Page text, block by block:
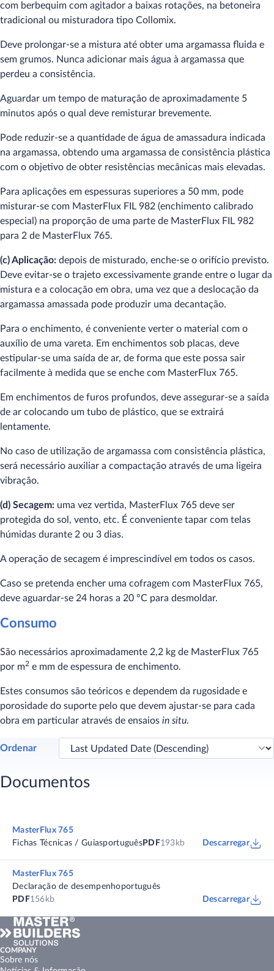
com berbequim com agitador a baixas rotações, na betoneira
tradicional ou misturadora tipo Collomix.
Deve prolongar-se a mistura até obter uma argamassa fluida e
sem grumos. Nunca adicionar mais água à argamassa que
perdeu a consistência.
Aguardar um tempo de maturação de aproximadamente 5
minutos após o qual deve remisturar brevemente.
Pode reduzir-se a quantidade de água de amassadura indicada
na argamassa, obtendo uma argamassa de consistência plástica
com o objetivo de obter resistências mecânicas mais elevadas.
Para aplicações em espessuras superiores a 50 mm, pode
misturar-se com MasterFlux FIL 982 (enchimento calibrado
especial) na proporção de uma parte de MasterFlux FIL 982
para 2 de MasterFlux 765.
(c) Aplicação: depois de misturado, enche-se o orifício previsto.
Deve evitar-se o trajeto excessivamente grande entre o lugar da
mistura e a colocação em obra, uma vez que a deslocação da
argamassa amassada pode produzir uma decantação.
Para o enchimento, é conveniente verter o material com o
auxílio de uma vareta. Em enchimentos sob placas, deve
estipular-se uma saída de ar, de forma que este possa sair
facilmente à medida que se enche com MasterFlux 765.
Em enchimentos de furos profundos, deve assegurar-se a saída
de ar colocando um tubo de plástico, que se extrairá
lentamente.
No caso de utilização de argamassa com consistência plástica,
será necessário auxiliar a compactação através de uma ligeira
vibração.
(d) Secagem: uma vez vertida, MasterFlux 765 deve ser
protegida do sol, vento, etc. É conveniente tapar com telas
húmidas durante 2 ou 3 dias.
A operação de secagem é imprescindível em todos os casos.
Caso se pretenda encher uma cofragem com MasterFlux 765,
deve aguardar-se 24 horas a 20 °C para desmoldar.
Consumo
São necessários aproximadamente 2,2 kg de MasterFlux 765
por m2 e mm de espessura de enchimento.
Estes consumos são teóricos e dependem da rugosidade e
porosidade do suporte pelo que devem ajustar-se para cada
obra em particular através de ensaios in situ.
Ordenar
Documentos
MasterFlux 765
Fichas Técnicas / GuiasportuguêsPDF193kb Descarregar
MasterFlux 765
Declaração de desempenhoportuguês
PDF156kb Descarregar
COMPANY
Sobre nós